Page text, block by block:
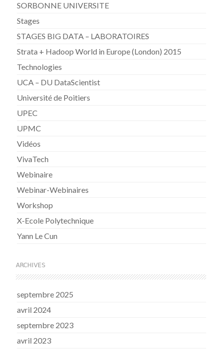
SORBONNE UNIVERSITE
Stages
STAGES BIG DATA – LABORATOIRES
Strata + Hadoop World in Europe (London) 2015
Technologies
UCA – DU DataScientist
Université de Poitiers
UPEC
UPMC
Vidéos
VivaTech
Webinaire
Webinar-Webinaires
Workshop
X-Ecole Polytechnique
Yann Le Cun
ARCHIVES
septembre 2025
avril 2024
septembre 2023
avril 2023